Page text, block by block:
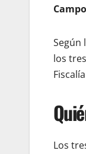
Según
los
Los